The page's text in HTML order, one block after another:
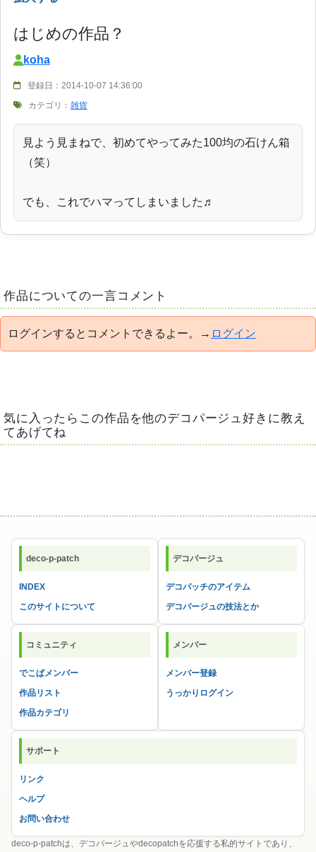
はじめの作品？
koha
登録日：2014-10-07 14:36:00
カテゴリ： 雑貨
見よう見まねで、初めてやってみた100均の石けん箱
（笑）
でも、これでハマってしまいました♬
作品についての一言コメント
ログインするとコメントできるよー。→ ログイン
気に入ったらこの作品を他のデコパージュ好きに教え
てあげてね
deco-p-patch
INDEX
このサイトについて
デコパージュ
デコパッチのアイテム
デコパージュの技法とか
コミュニティ
でこぱメンバー
作品リスト
作品カテゴリ
メンバー
メンバー登録
うっかりログイン
サポート
リンク
ヘルプ
お問い合わせ
deco-p-patchは、デコパージュやdecopatchを応援する私的サイトであり、